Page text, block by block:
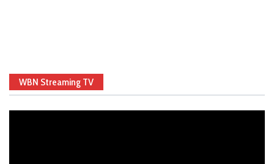
WBN Streaming TV